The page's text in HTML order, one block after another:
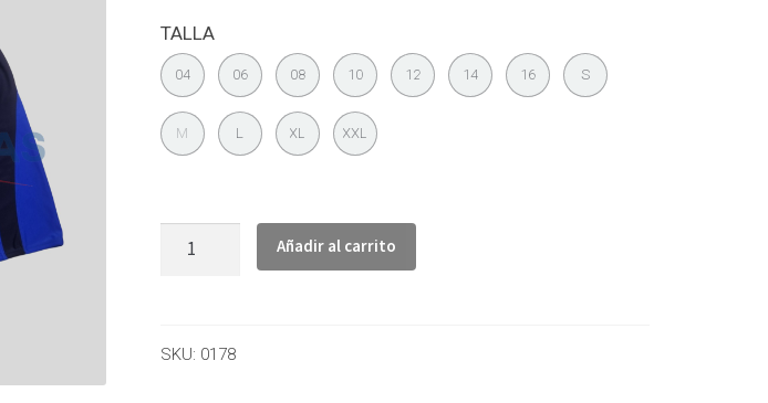
TALLA
04 06 08 10 12 14 16 S
M L XL XXL
Añadir al carrito
SKU: 0178